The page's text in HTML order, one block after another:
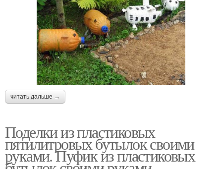
читать дальше →
Поделки из пластиковых
пятилитровых бутылок своими
руками. Пуфик из пластиковых